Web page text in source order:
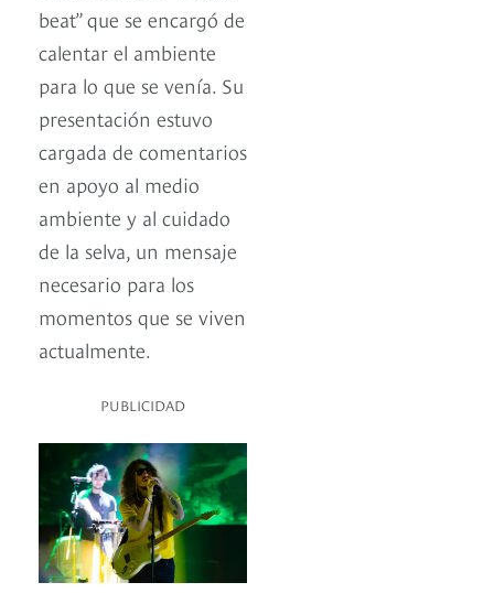
beat” que se encargó de
calentar el ambiente
para lo que se venía. Su
presentación estuvo
cargada de comentarios
en apoyo al medio
ambiente y al cuidado
de la selva, un mensaje
necesario para los
momentos que se viven
actualmente.
PUBLICIDAD